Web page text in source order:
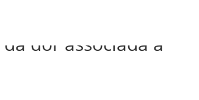
dor associada à